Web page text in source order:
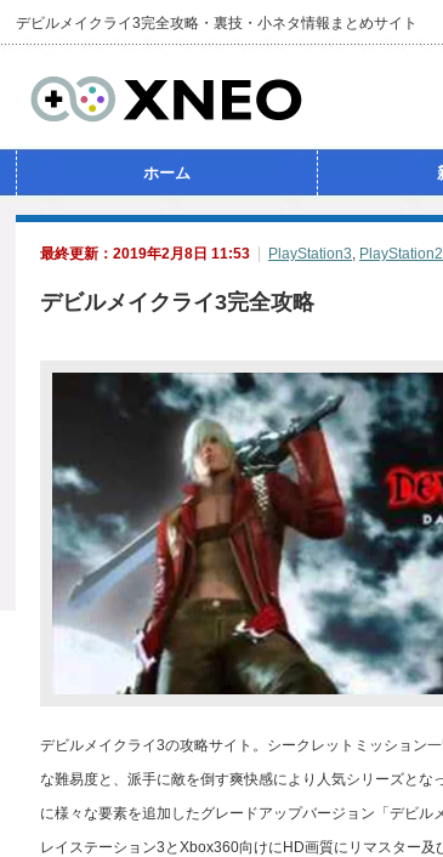
デビルメイクライ3完全攻略・裏技・小ネタ情報まとめサイト
ホーム
最終更新：2019年2月8日 11:53 PlayStation3, PlayStation2
デビルメイクライ3完全攻略
デビルメイクライ3の攻略サイト。シークレットミッション
な難易度と、派手に敵を倒す爽快感により人気シリーズと
に様々な要素を追加したグレードアップバージョン「デビ
レイステーション3とXbox360向けにHD画質にリマスター